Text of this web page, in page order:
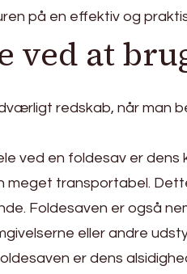
på en effektiv og
ved at
redskab, når man
ved en foldesav er
meget transportabel.
Foldesaven er også
eller andre
er dens